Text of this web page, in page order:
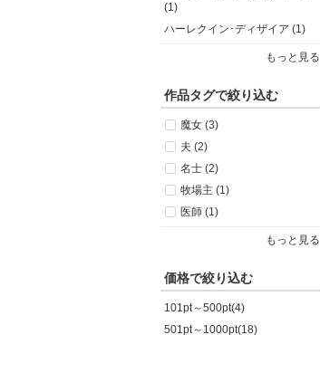
(1)
ハーレクイン･ディザイア (1)
もっと見る
作品タグで絞り込む
魔女 (3)
夫 (2)
名士 (2)
牧場主 (1)
医師 (1)
もっと見る
価格で絞り込む
101pt～500pt(4)
501pt～1000pt(18)